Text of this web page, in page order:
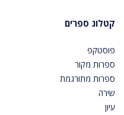
קטלוג ספרים
פוסטקפ
ספרות מקור
ספרות מתורגמת
שירה
עיון